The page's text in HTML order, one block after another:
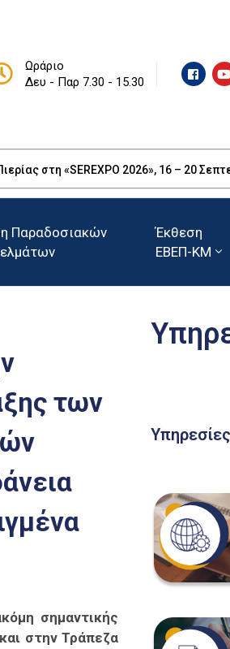
Ωράριο
Δευ - Παρ 7.30 - 15.30
στη «SEREXPO 2026», 16 – 20
Παραδοσιακών
Έκθεση
ΕΒΕΠ-ΚΜ
των
σημαντικής
στην Τράπεζα